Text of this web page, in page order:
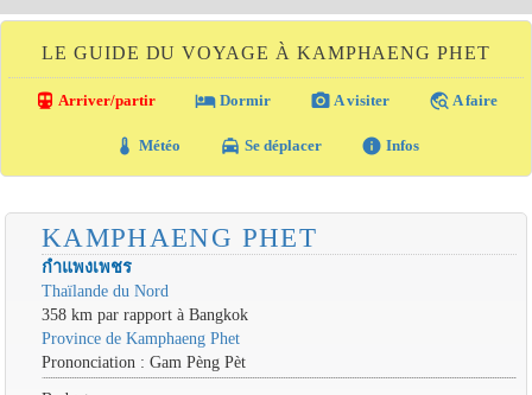
LE GUIDE DU VOYAGE À KAMPHAENG PHET
directions_transit Arriver/partir local_hotel Dormir photo_camera A visiter travel_explore A faire
thermostat Météo local_taxi Se déplacer info Infos
KAMPHAENG PHET
กำแพงเพชร
Thaïlande du Nord
358 km par rapport à Bangkok
Province de Kamphaeng Phet
Prononciation : Gam Pèng Pèt